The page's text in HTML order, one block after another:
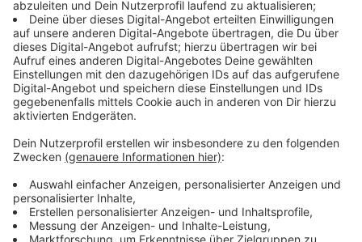
Immer auf dem Laufenden
bleiben!
Verpass' nichts mehr - mit unserem kostenlosen
ANTENNE BAYERN Newsletter. Ob Nachrichten,
Lifestyle oder unsere neuesten Aktionen - wir
informieren dich.
Zum Newsletter anmelden